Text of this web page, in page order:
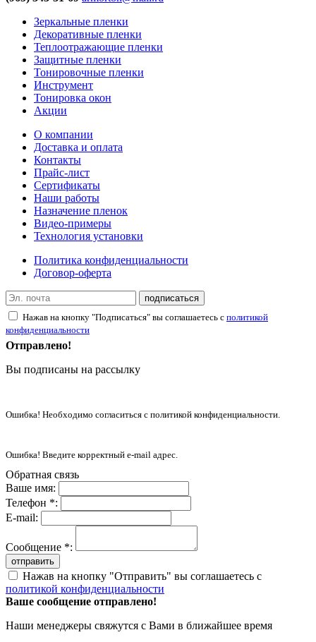
Зеркальные пленки
Декоративные пленки
Теплоотражающие пленки
Защитные пленки
Тонировочные пленки
Инструмент
Тонировка окон
Акции
О компании
Доставка и оплата
Контакты
Прайс-лист
Сертификаты
Наши работы
Назначение пленок
Видео-примеры
Технология установки
Политика конфиденциальности
Договор-оферта
подписаться
Нажав на кнопку "Подписаться" вы соглашаетесь с политикой
конфиденциальности
Отправлено!
Вы подписаны на рассылку
Ошибка! Необходимо согласиться с политикой конфиденциальности.
Ошибка! Введите корректный e-mail адрес.
Обратная связь
Ваше имя:
Телефон *:
E-mail:
Сообщение *:
отправить
Нажав на кнопку "Отправить" вы соглашаетесь с
политикой конфиденциальности
Ваше сообщение отправлено!
Наши менеджеры свяжутся с Вами в ближайшее время